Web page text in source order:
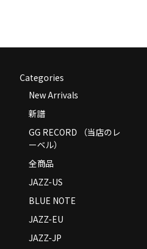
Categories
New Arrivals
新譜
GG RECORD （当店のレ
ーベル）
全商品
JAZZ-US
BLUE NOTE
JAZZ-EU
JAZZ-JP